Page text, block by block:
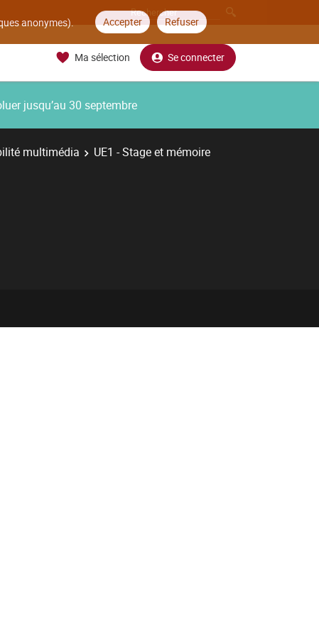
anonymes). Accepter Refuser
Ma sélection Se connecter
jusqu’au 30 septembre
multimédia UE1 - Stage et mémoire